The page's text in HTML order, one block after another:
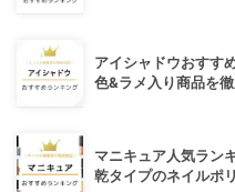
アイシャドウおすす
色&ラメ入り商品を徹
マニキュア人気ラン
乾タイプのネイルポ